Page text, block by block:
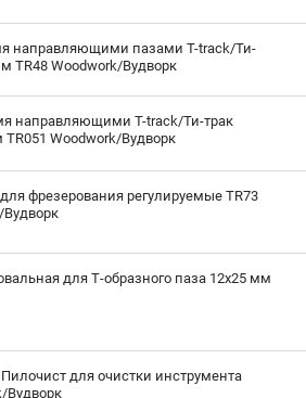
направляющими пазами T-track/Ти-
TR48 Woodwork/Вудворк
направляющими T-track/Ти-трак
TR051 Woodwork/Вудворк
фрезерования регулируемые TR73
Вудворк
для Т-образного паза 12х25 мм
для очистки инструмента
Вудворк